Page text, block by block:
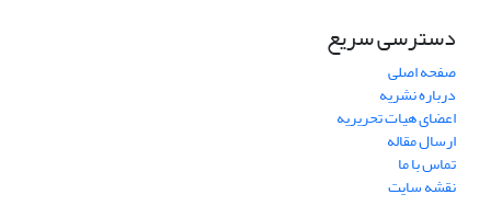
دسترسی سریع
صفحه اصلی
درباره نشریه
اعضای هیات تحریریه
ارسال مقاله
تماس با ما
نقشه سایت